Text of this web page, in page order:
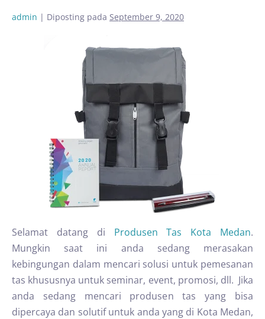
admin | Diposting pada September 9, 2020
Selamat datang di Produsen Tas Kota Medan.
Mungkin saat ini anda sedang merasakan
kebingungan dalam mencari solusi untuk pemesanan
tas khususnya untuk seminar, event, promosi, dll. Jika
anda sedang mencari produsen tas yang bisa
dipercaya dan solutif untuk anda yang di Kota Medan,